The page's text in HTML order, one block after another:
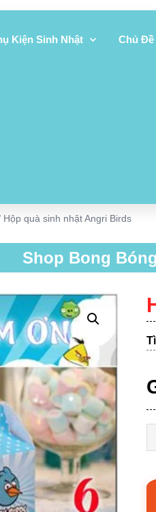
Kiện Sinh Nhật Chủ Đề
Hộp quà sinh nhật Angri Birds
Shop Bong